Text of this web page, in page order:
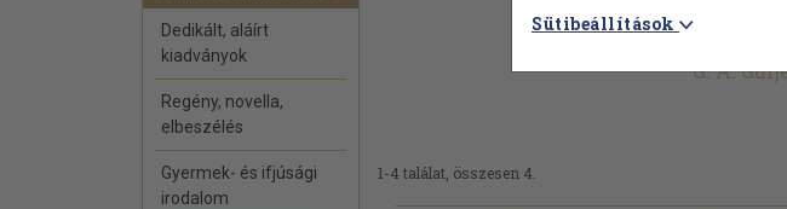
Dedikált, aláírt
kiadványok
Regény, novella,
elbeszélés
Gyermek- és ifjúsági
irodalom
G. A.
1-4 találat, összesen 4.
Sütibeállítások